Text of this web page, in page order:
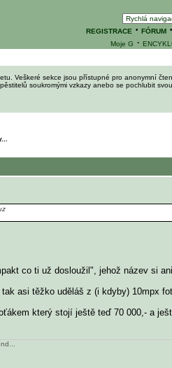
REGISTRACE · FÓRUM·
Moje G ·
Veškeré sekce jsou přístupné pro anonymní
soukromými vzkazy anebo se pochlubit
co ti už dosloužil", jehož název si
asi těžko uděláš z (i kdyby) 10mpx
který stojí ještě teď 70 000,- a